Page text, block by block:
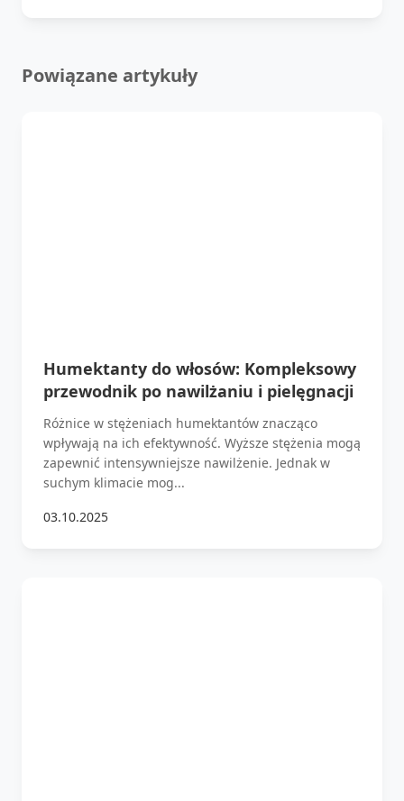
Powiązane artykuły
Humektanty do włosów: Kompleksowy
przewodnik po nawilżaniu i pielęgnacji
Różnice w stężeniach humektantów znacząco
wpływają na ich efektywność. Wyższe stężenia mogą
zapewnić intensywniejsze nawilżenie. Jednak w
suchym klimacie mog...
03.10.2025